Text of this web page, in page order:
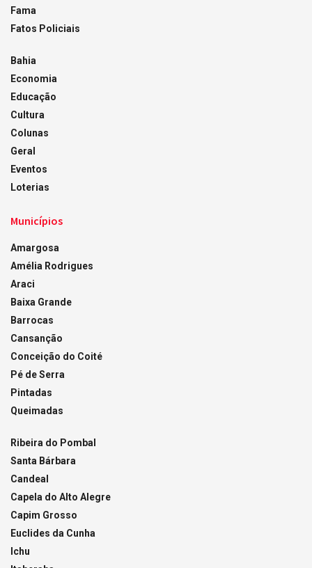
Fama
Fatos Policiais
Bahia
Economia
Educação
Cultura
Colunas
Geral
Eventos
Loterias
Municípios
Amargosa
Amélia Rodrigues
Araci
Baixa Grande
Barrocas
Cansanção
Conceição do Coité
Pé de Serra
Pintadas
Queimadas
Ribeira do Pombal
Santa Bárbara
Candeal
Capela do Alto Alegre
Capim Grosso
Euclides da Cunha
Ichu